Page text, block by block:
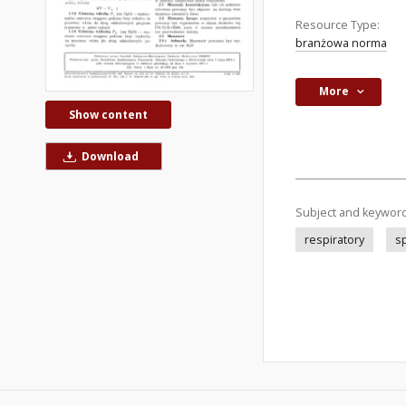
Show content
Download
Resource Type:
branżowa norma
More
Subject and
respiratory